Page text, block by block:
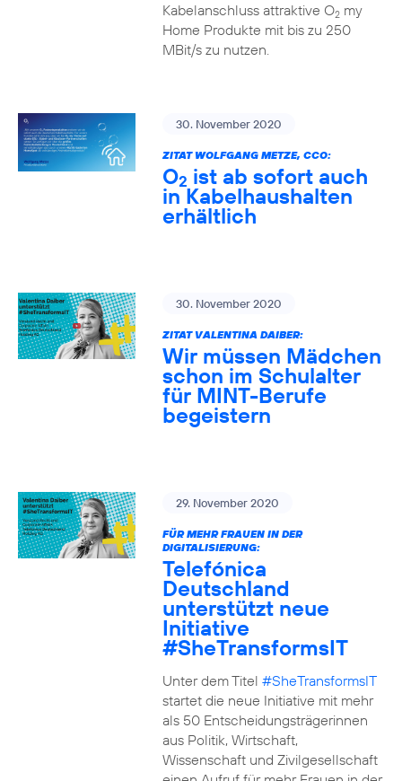
Kabelanschluss attraktive O2my
Home Produkte mit bis zu 250
MBit/s zu nutzen.
30. November 2020
ZITAT WOLFGANG METZE, CCO:
O2 ist ab sofort auch
in Kabelhaushalten
erhältlich
30. November 2020
ZITAT VALENTINA DAIBER:
Wir müssen Mädchen
schon im Schulalter
für MINT-Berufe
begeistern
29. November 2020
FÜR MEHR FRAUEN IN DER
DIGITALISIERUNG:
Telefónica
Deutschland
unterstützt neue
Initiative
#SheTransformsIT
Unter dem Titel #SheTransformsIT
startet die neue Initiative mit mehr
als 50 Entscheidungsträgerinnen
aus Politik, Wirtschaft,
Wissenschaft und Zivilgesellschaft